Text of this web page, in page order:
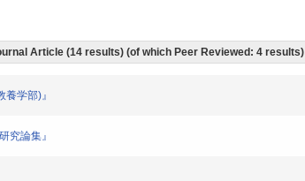
Article (14 results) (of which Peer Reviewed: 4 results)
学部)』
究論集』